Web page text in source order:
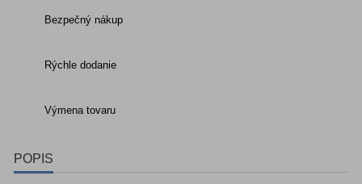
Bezpečný nákup
Rýchle dodanie
Výmena tovaru
POPIS